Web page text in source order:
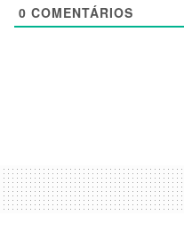
0 COMENTÁRIOS